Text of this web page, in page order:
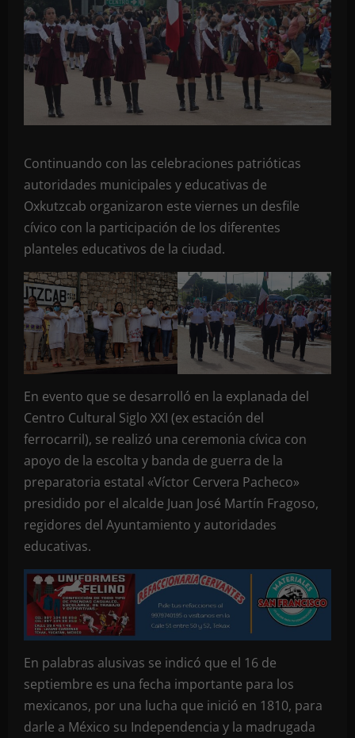
Continuando con las celebraciones patrióticas
autoridades municipales y educativas de
Oxkutzcab organizaron este viernes un desfile
cívico con la participación de los diferentes
planteles educativos de la ciudad.
En evento que se desarrolló en la explanada del
Centro Cultural Siglo XXI (ex estación del
ferrocarril), se realizó una ceremonia cívica con
apoyo de la escolta y banda de guerra de la
preparatoria estatal «Víctor Cervera Pacheco»
presidido por el alcalde Juan José Martín Fragoso,
regidores del Ayuntamiento y autoridades
educativas.
En palabras alusivas se indicó que el 16 de
septiembre es una fecha importante para los
mexicanos, por una lucha que inició en 1810, para
darle a México su Independencia y la madrugada